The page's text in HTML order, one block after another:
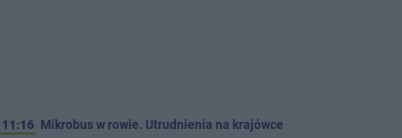
11:16 Mikrobus w rowie. Utrudnienia na krajówce